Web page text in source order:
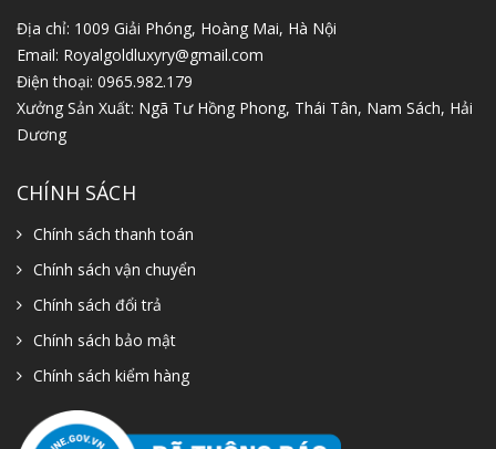
Địa chỉ: 1009 Giải Phóng, Hoàng Mai, Hà Nội
Email: Royalgoldluxyry@gmail.com
Điện thoại: 0965.982.179
Xưởng Sản Xuất: Ngã Tư Hồng Phong, Thái Tân, Nam Sách, Hải
Dương
CHÍNH SÁCH
Chính sách thanh toán
Chính sách vận chuyển
Chính sách đổi trả
Chính sách bảo mật
Chính sách kiểm hàng